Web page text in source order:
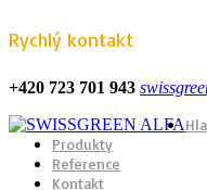
Rychlý kontakt
+420 723 701 943
Produkty
Reference
Kontakt